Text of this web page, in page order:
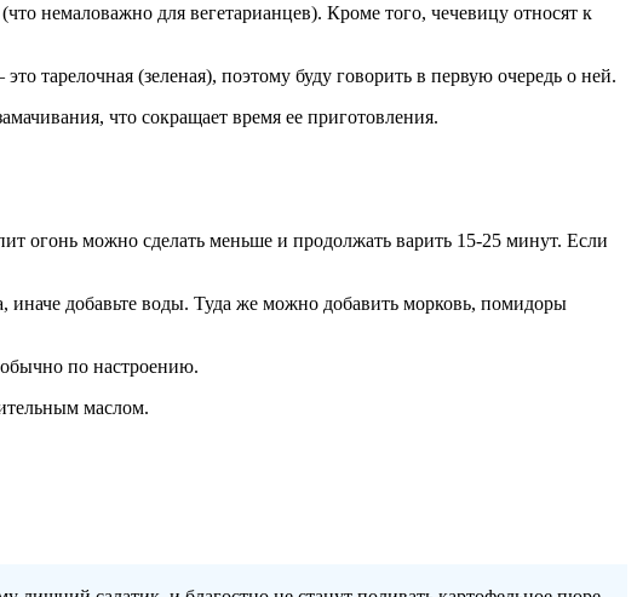
немаловажно для вегетарианцев). Кроме того, чечевицу относят к
тарелочная (зеленая), поэтому буду говорить в первую очередь о ней.
что сокращает время ее приготовления.
огонь можно сделать меньше и продолжать варить 15-25 минут. Если
иначе добавьте воды. Туда же можно добавить морковь, помидоры
по настроению.
маслом.